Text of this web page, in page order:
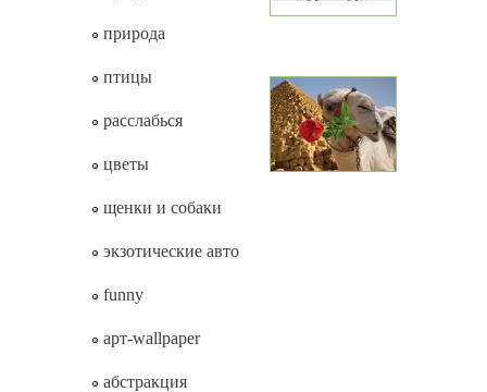
природа
птицы
расслабься
цветы
щенки и собаки
экзотические авто
funny
арт-wallpaper
абстракция